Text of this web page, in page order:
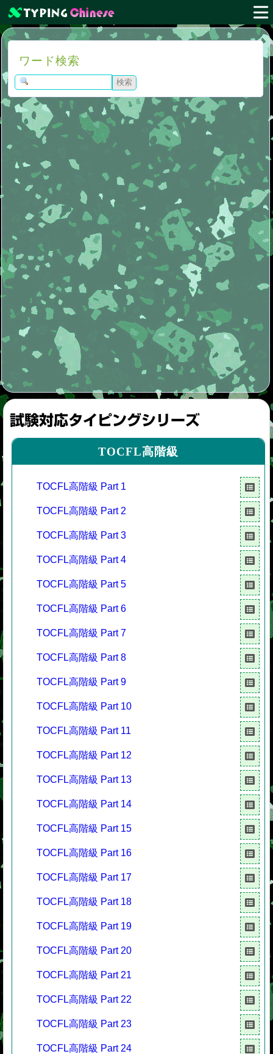
ワード検索
試験対応タイピングシリーズ
TOCFL高階級
TOCFL高階級 Part 1
TOCFL高階級 Part 2
TOCFL高階級 Part 3
TOCFL高階級 Part 4
TOCFL高階級 Part 5
TOCFL高階級 Part 6
TOCFL高階級 Part 7
TOCFL高階級 Part 8
TOCFL高階級 Part 9
TOCFL高階級 Part 10
TOCFL高階級 Part 11
TOCFL高階級 Part 12
TOCFL高階級 Part 13
TOCFL高階級 Part 14
TOCFL高階級 Part 15
TOCFL高階級 Part 16
TOCFL高階級 Part 17
TOCFL高階級 Part 18
TOCFL高階級 Part 19
TOCFL高階級 Part 20
TOCFL高階級 Part 21
TOCFL高階級 Part 22
TOCFL高階級 Part 23
TOCFL高階級 Part 24